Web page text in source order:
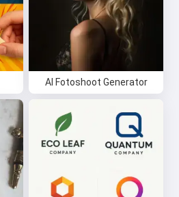
AI Fotoshoot Generator